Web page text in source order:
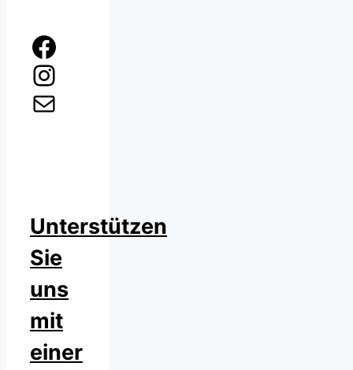
Facebook
Instagram
E-Mail
Unterstützen
Sie
uns
mit
einer